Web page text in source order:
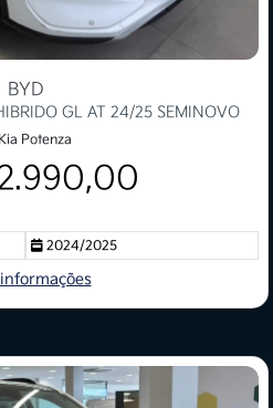
BYD
GL AT 24/25 SEMINOVO
Kia Potenza
2024/2025